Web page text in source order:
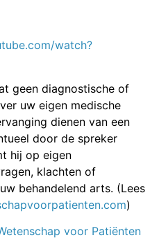
watch?
geen diagnostische of
uw eigen medische
dienen van een
door de spreker
hij op eigen
klachten of
behandelend arts. (Lees
)
voor Patiënten